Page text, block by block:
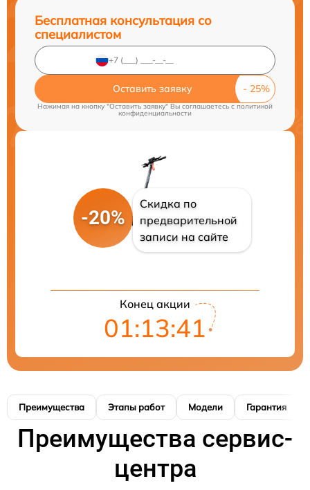
Бесплатная консультация со
специалистом
Оставить заявку
Нажимая на кнопку "Оставить заявку" Вы соглашаетесь cполитикой
конфиденциальности
-20%
Скидка по
предварительной
записи на сайте
Конец акции
01:13:40
Преимущества Этапы работ Модели Гарантия
Преимущества сервис-
центра